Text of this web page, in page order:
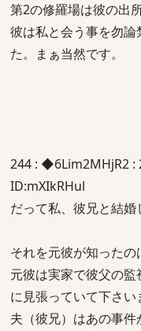
第2の修羅場は彼の出
彼は私と会う事を勿
た。まぁ当然です。
244 : ◆6Lim2MHjR2 :
ID:mXIkRHul
だって私、彼兄と結婚
それを元彼が知ったの
元彼は実家で彼父の
に見張っていて下さい
夫（彼兄）はあの事件